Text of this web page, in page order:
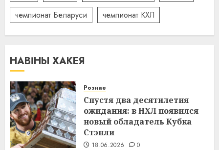
чемпионат Беларуси
чемпионат КХЛ
НАВІНЫ ХАКЕЯ
Рознае
Спустя два десятилетия
ожидания: в НХЛ появился
новый обладатель Кубка
Стэнли
18.06.2026 0